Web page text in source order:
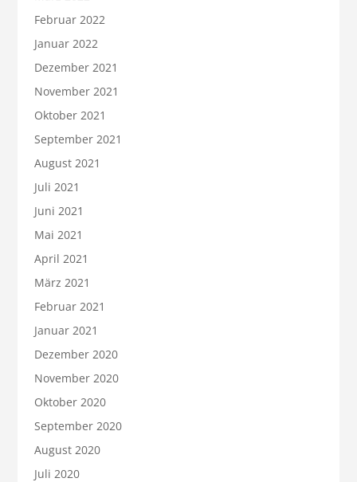
Februar 2022
Januar 2022
Dezember 2021
November 2021
Oktober 2021
September 2021
August 2021
Juli 2021
Juni 2021
Mai 2021
April 2021
März 2021
Februar 2021
Januar 2021
Dezember 2020
November 2020
Oktober 2020
September 2020
August 2020
Juli 2020